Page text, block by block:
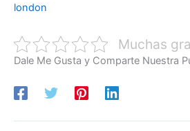
london
Muchas
Dale Me Gusta y Comparte Nuestra